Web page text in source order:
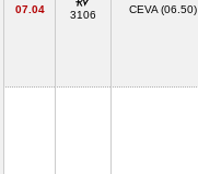
07.04 3106 CEVA (06.50)